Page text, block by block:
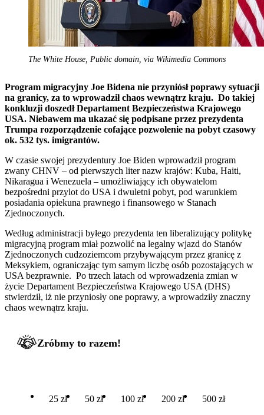
The White House, Public domain, via Wikimedia Commons
Program migracyjny Joe Bidena nie przyniósł poprawy sytuacji
na granicy, za to wprowadził chaos wewnątrz kraju. Do takiej
konkluzji doszedł Departament Bezpieczeństwa Krajowego
USA. Niebawem ma ukazać się podpisane przez prezydenta
Trumpa rozporządzenie cofające pozwolenie na pobyt czasowy
ok. 532 tys. imigrantów.
W czasie swojej prezydentury Joe Biden wprowadził program
zwany CHNV – od pierwszych liter nazw krajów: Kuba, Haiti,
Nikaragua i Wenezuela – umożliwiający ich obywatelom
bezpośredni przylot do USA i dwuletni pobyt, pod warunkiem
posiadania opiekuna prawnego i finansowego w Stanach
Zjednoczonych.
Według administracji byłego prezydenta ten liberalizujący politykę
migracyjną program miał pozwolić na legalny wjazd do Stanów
Zjednoczonych cudzoziemcom przybywającym przez granicę z
Meksykiem, ograniczając tym samym liczbę osób pozostających w
USA bezprawnie. Po trzech latach od wprowadzenia zmian w
życie Departament Bezpieczeństwa Krajowego USA (DHS)
stwierdził, iż nie przyniosły one poprawy, a wprowadziły znaczny
chaos wewnątrz kraju.
Zróbmy to razem!
25 zł 50 zł 100 zł 200 zł 500 zł